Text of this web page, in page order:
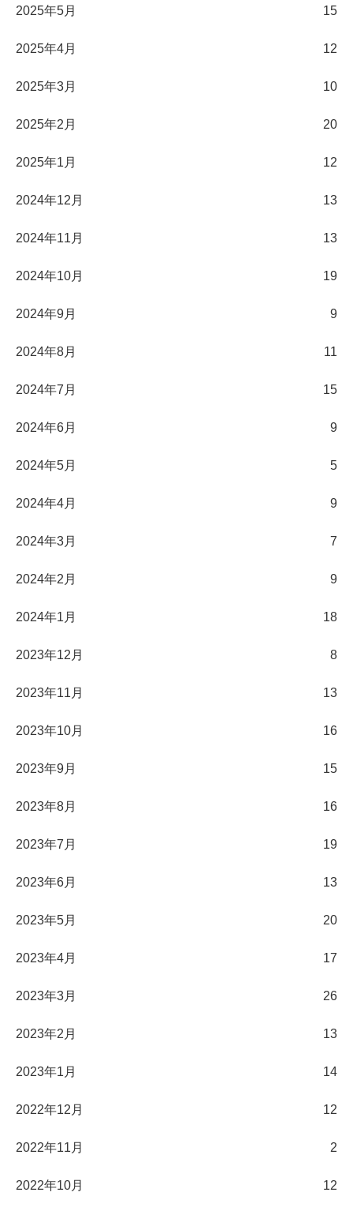
2025年5月 15
2025年4月 12
2025年3月 10
2025年2月 20
2025年1月 12
2024年12月 13
2024年11月 13
2024年10月 19
2024年9月 9
2024年8月 11
2024年7月 15
2024年6月 9
2024年5月 5
2024年4月 9
2024年3月 7
2024年2月 9
2024年1月 18
2023年12月 8
2023年11月 13
2023年10月 16
2023年9月 15
2023年8月 16
2023年7月 19
2023年6月 13
2023年5月 20
2023年4月 17
2023年3月 26
2023年2月 13
2023年1月 14
2022年12月 12
2022年11月 2
2022年10月 12